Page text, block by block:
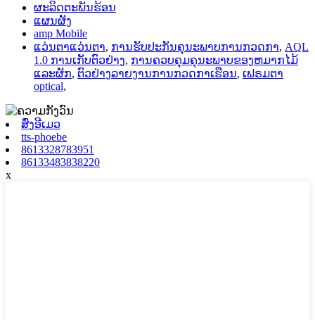
ຜະລິດຕະພັນຮ້ອນ
ແຜນຜັງ
amp Mobile
ແວ່ນຕາແວ່ນຕາ, ການຮັບປະກັນຄຸນະພາບການກວດກາ, AQL
1.0 ການເກັບຕົວຢ່າງ, ການຄວບຄຸມຄຸນະພາບຂອງຫມາກໄມ້
ແລະຜັກ, ຕົວຢ່າງລາຍງານການກວດກາເຮືອນ, ເຟຣມຕາ
optical,
ສົ່ງອີເມວ
tts-phoebe
8613328783951
86133483838220
x